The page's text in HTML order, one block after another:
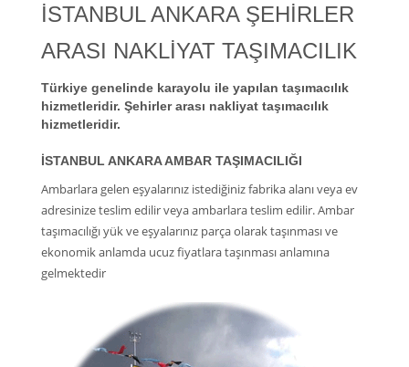
İSTANBUL ANKARA ŞEHİRLER
ARASI NAKLİYAT TAŞIMACILIK
Türkiye genelinde karayolu ile yapılan taşımacılık
hizmetleridir. Şehirler arası nakliyat taşımacılık
hizmetleridir.
İSTANBUL ANKARA AMBAR TAŞIMACILIĞI
Ambarlara gelen eşyalarınız istediğiniz fabrika alanı veya ev
adresinize teslim edilir veya ambarlara teslim edilir. Ambar
taşımacılığı yük ve eşyalarınız parça olarak taşınması ve
ekonomik anlamda ucuz fiyatlara taşınması anlamına
gelmektedir